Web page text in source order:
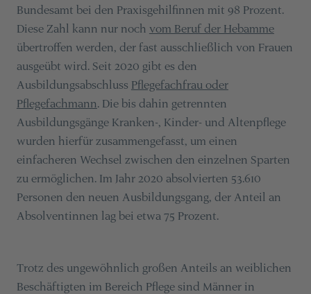
Bundesamt bei den Praxisgehilfinnen mit 98 Prozent.
Diese Zahl kann nur noch vom Beruf der Hebamme
übertroffen werden, der fast ausschließlich von Frauen
ausgeübt wird. Seit 2020 gibt es den
Ausbildungsabschluss Pflegefachfrau oder
Pflegefachmann. Die bis dahin getrennten
Ausbildungsgänge Kranken-, Kinder- und Altenpflege
wurden hierfür zusammengefasst, um einen
einfacheren Wechsel zwischen den einzelnen Sparten
zu ermöglichen. Im Jahr 2020 absolvierten 53.610
Personen den neuen Ausbildungsgang, der Anteil an
Absolventinnen lag bei etwa 75 Prozent.
Trotz des ungewöhnlich großen Anteils an weiblichen
Beschäftigten im Bereich Pflege sind Männer in